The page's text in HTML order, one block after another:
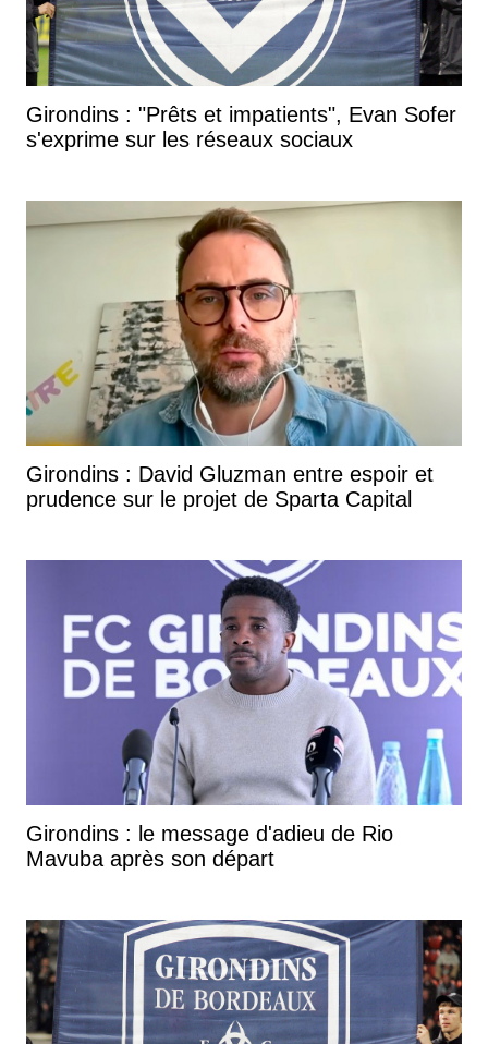
Girondins : "Prêts et impatients", Evan Sofer
s'exprime sur les réseaux sociaux
Girondins : David Gluzman entre espoir et
prudence sur le projet de Sparta Capital
Girondins : le message d'adieu de Rio
Mavuba après son départ